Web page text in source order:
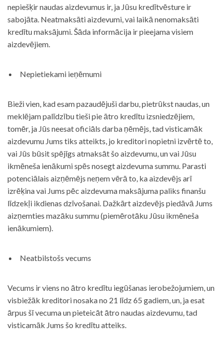
nepiešķir naudas aizdevumus ir, ja Jūsu kredītvēsture ir
sabojāta. Neatmaksāti aizdevumi, vai laikā nenomaksāti
kredītu maksājumi. Šāda informācija ir pieejama visiem
aizdevējiem.
Nepietiekami ieņēmumi
Bieži vien, kad esam pazaudējuši darbu, pietrūkst naudas, un
meklējam palīdzību tieši pie ātro kredītu izsniedzējiem,
tomēr, ja Jūs neesat oficiāls darba ņēmējs, tad visticamāk
aizdevumu Jums tiks atteikts, jo kreditori nopietni izvērtē to,
vai Jūs būsit spējīgs atmaksāt šo aizdevumu, un vai Jūsu
ikmēneša ienākumi spēs nosegt aizdevuma summu. Parasti
potenciālais aizņēmējs neņem vērā to, ka aizdevējs arī
izrēķina vai Jums pēc aizdevuma maksājuma paliks finanšu
līdzekļi ikdienas dzīvošanai. Dažkārt aizdevējs piedāvā Jums
aizņemties mazāku summu (piemērotāku Jūsu ikmēneša
ienākumiem).
Neatbilstošs vecums
Vecums ir viens no ātro kredītu iegūšanas ierobežojumiem, un
visbiežāk kreditori nosaka no 21 līdz 65 gadiem, un, ja esat
ārpus šī vecuma un pieteicāt ātro naudas aizdevumu, tad
visticamāk Jums šo kredītu atteiks.